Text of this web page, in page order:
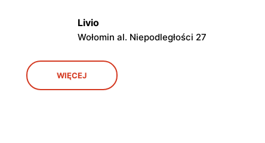
Livio
Wołomin al. Niepodległości 27
Wołomin, ul. Szosa Jadowska 14B
WIĘCEJ